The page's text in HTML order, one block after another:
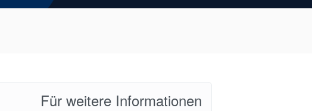
Für weitere Informationen